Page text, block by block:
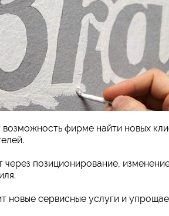
фирме найти новых
через позиционирование,
новые сервисные услуги и